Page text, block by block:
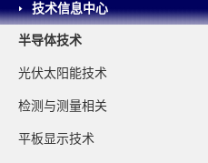
技术信息中心
半导体技术
光伏太阳能技术
检测与测量相关
平板显示技术